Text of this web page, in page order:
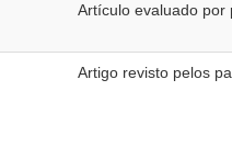
Artículo evaluado por
Artigo revisto pelos